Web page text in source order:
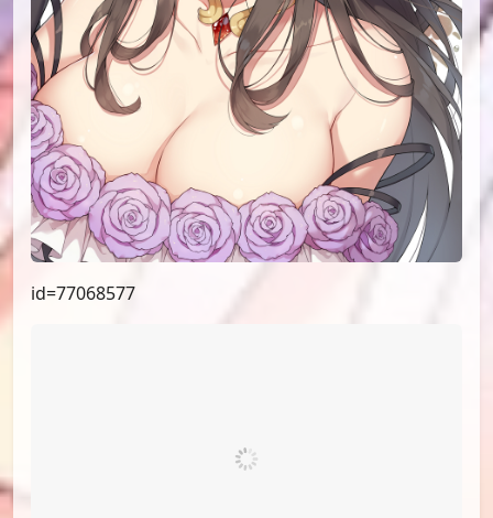
id=77068577